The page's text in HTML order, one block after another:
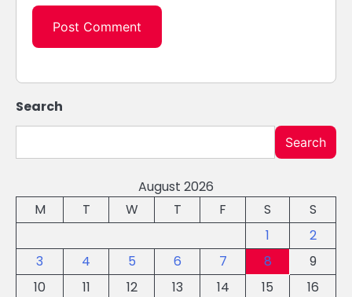
Search
Search
August 2026
M
T W T F S
S
1
2
3
4 5 6 7 8
9
10
11 12 13 14 15
16